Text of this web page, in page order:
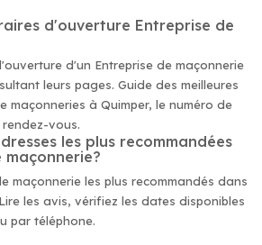
d'ouverture Entreprise de
d'un Entreprise de maçonnerie
leurs pages. Guide des meilleures
maçonneries à Quimper, le numéro de
vous.
les plus recommandées
maçonnerie?
maçonnerie les plus recommandés dans
les avis, vérifiez les dates disponibles
par téléphone.